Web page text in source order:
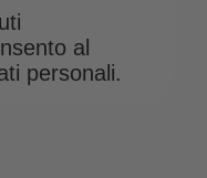
al
personali.